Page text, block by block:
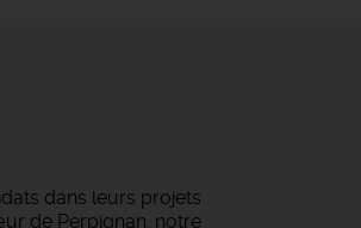
dans leurs projets
de Perpignan, notre